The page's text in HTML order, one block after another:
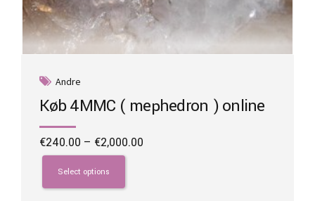
Andre
Køb 4MMC ( mephedron ) online
€240.00 – €2,000.00
Select options
This
product
has